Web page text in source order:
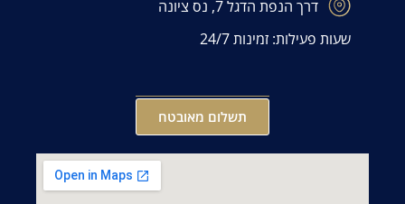
דרך הנפת הדגל 7, נס ציונה
שעות פעילות: זמינות 24/7
תשלום מאובטח